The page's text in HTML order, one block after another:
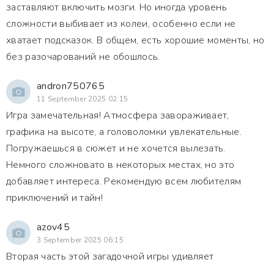
заставляют включить мозги. Но иногда уровень
сложности выбивает из колеи, особенно если не
хватает подсказок. В общем, есть хорошие моменты, но
без разочарований не обошлось.
andron750765
11 September 2025 02:15
Игра замечательная! Атмосфера завораживает,
графика на высоте, а головоломки увлекательные.
Погружаешься в сюжет и не хочется вылезать.
Немного сложновато в некоторых местах, но это
добавляет интереса. Рекомендую всем любителям
приключений и тайн!
azov45
3 September 2025 06:15
Вторая часть этой загадочной игры удивляет